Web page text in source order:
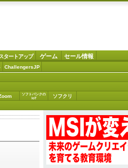
タートアップ ゲーム セール情報
ChallengersJP
ソフトバンクの
IoT
ソフクリ